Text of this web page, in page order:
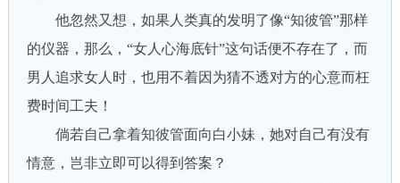
他忽然又想，如果人类真的发明了像“知彼管”那样
的仪器，那么，“女人心海底针”这句话便不存在了，而
男人追求女人时，也用不着因为猜不透对方的心意而枉
费时间工夫！
倘若自己拿着知彼管面向白小妹，她对自己有没有
情意，岂非立即可以得到答案？